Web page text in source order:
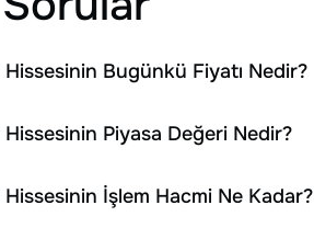
Bugünkü Fiyatı Nedir?
Piyasa Değeri Nedir?
İşlem Hacmi Ne Kadar?